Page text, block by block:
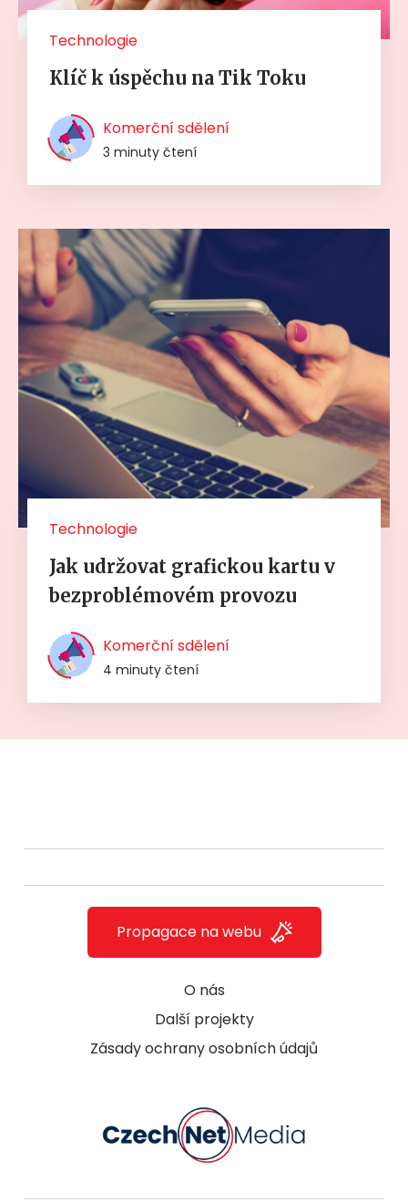
Technologie
Klíč k úspěchu na Tik Toku
Komerční sdělení
3 minuty čtení
Technologie
Jak udržovat grafickou kartu v
bezproblémovém provozu
Komerční sdělení
4 minuty čtení
O nás
Další projekty
Zásady ochrany osobních údajů
Propagace na webu